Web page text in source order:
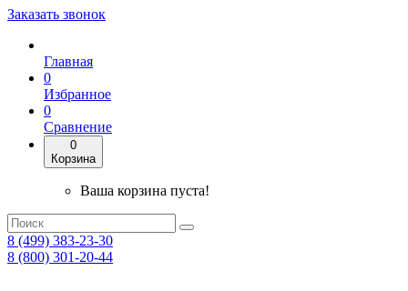
Заказать звонок
Главная
0
Избранное
0
Сравнение
0
Корзина
Ваша корзина пуста!
8 (499) 383-23-30
8 (800) 301-20-44